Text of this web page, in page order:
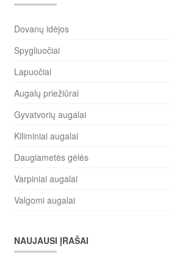
Dovanų idėjos
Spygliuočiai
Lapuočiai
Augalų priežiūrai
Gyvatvorių augalai
Kiliminiai augalai
Daugiametės gėlės
Varpiniai augalai
Valgomi augalai
NAUJAUSI ĮRAŠAI